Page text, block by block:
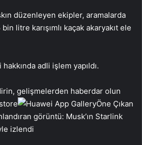
düzenleyen ekipler, aramalarda
litre karışımlı kaçak akaryakıt ele
adli işlem yapıldı.
gelişmelerden haberdar olun
Öne Çıkan
görüntü: Musk’ın Starlink
izlendi